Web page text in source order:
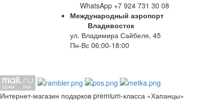
WhatsApp +7 924 731 30 08
Международный аэропорт
Владивосток
ул. Владимира Сайбеля, 45
Пн-Вс 06:00-18:00
Интернет-магазин подарков premium-класса «Хапанцы»